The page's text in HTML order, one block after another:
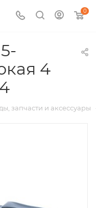
0
4
запчасти и аксессуары